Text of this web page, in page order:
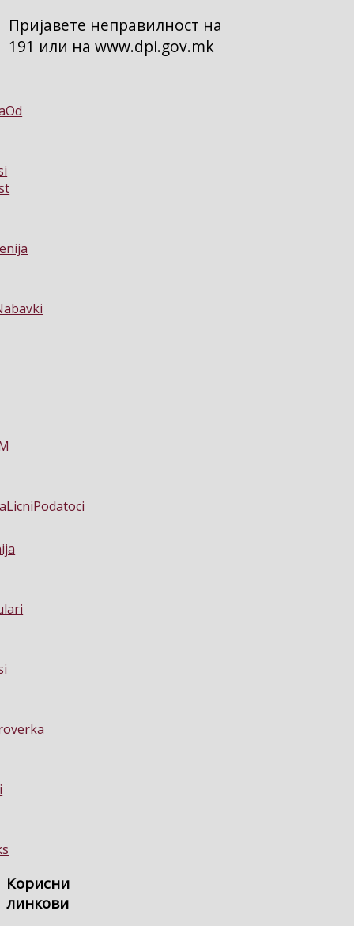
Пријавете неправилност на
191 или на www.dpi.gov.mk
Корисни
линкови